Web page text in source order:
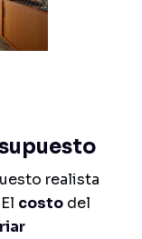
realista
costo del